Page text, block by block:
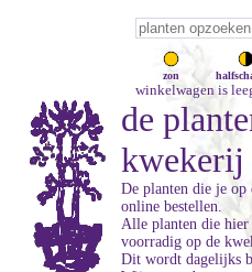
zon
winkelwagen is
de
kwekerij
De planten die je
online bestellen.
Alle planten die
voorradig op de
Dit wordt dagelijks